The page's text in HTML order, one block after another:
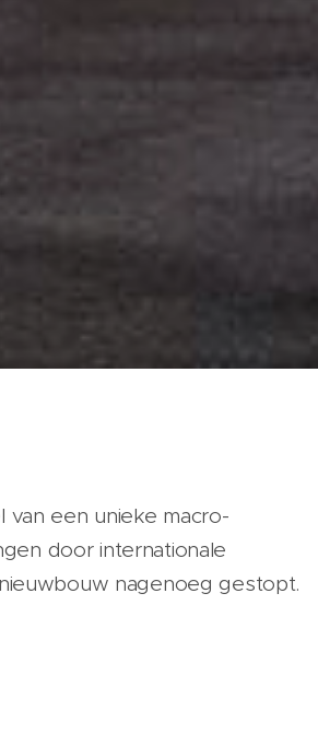
een unieke macro-
door internationale
nagenoeg gestopt.